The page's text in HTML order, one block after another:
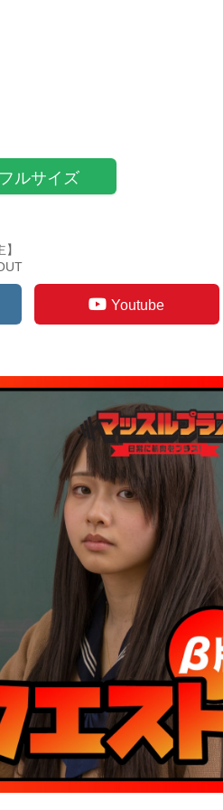
フルサイズ
Youtube